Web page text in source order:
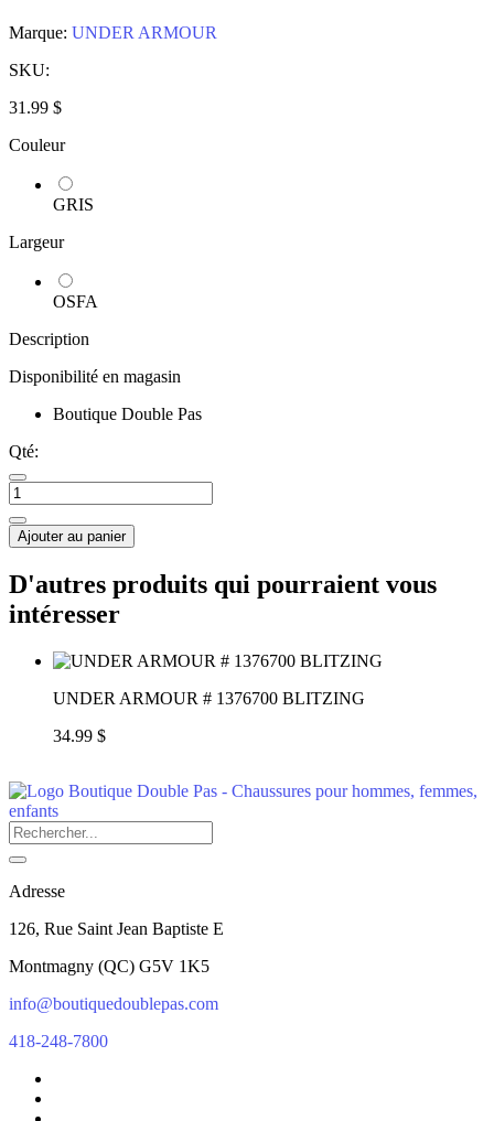
Marque: UNDER ARMOUR
SKU:
31.99 $
Couleur
GRIS
Largeur
OSFA
Description
Disponibilité en magasin
Boutique Double Pas
Qté:
Ajouter au panier
D'autres produits qui pourraient vous
intéresser
UNDER ARMOUR # 1376700 BLITZING
34.99 $
Adresse
126, Rue Saint Jean Baptiste E
Montmagny (QC) G5V 1K5
info@boutiquedoublepas.com
418-248-7800